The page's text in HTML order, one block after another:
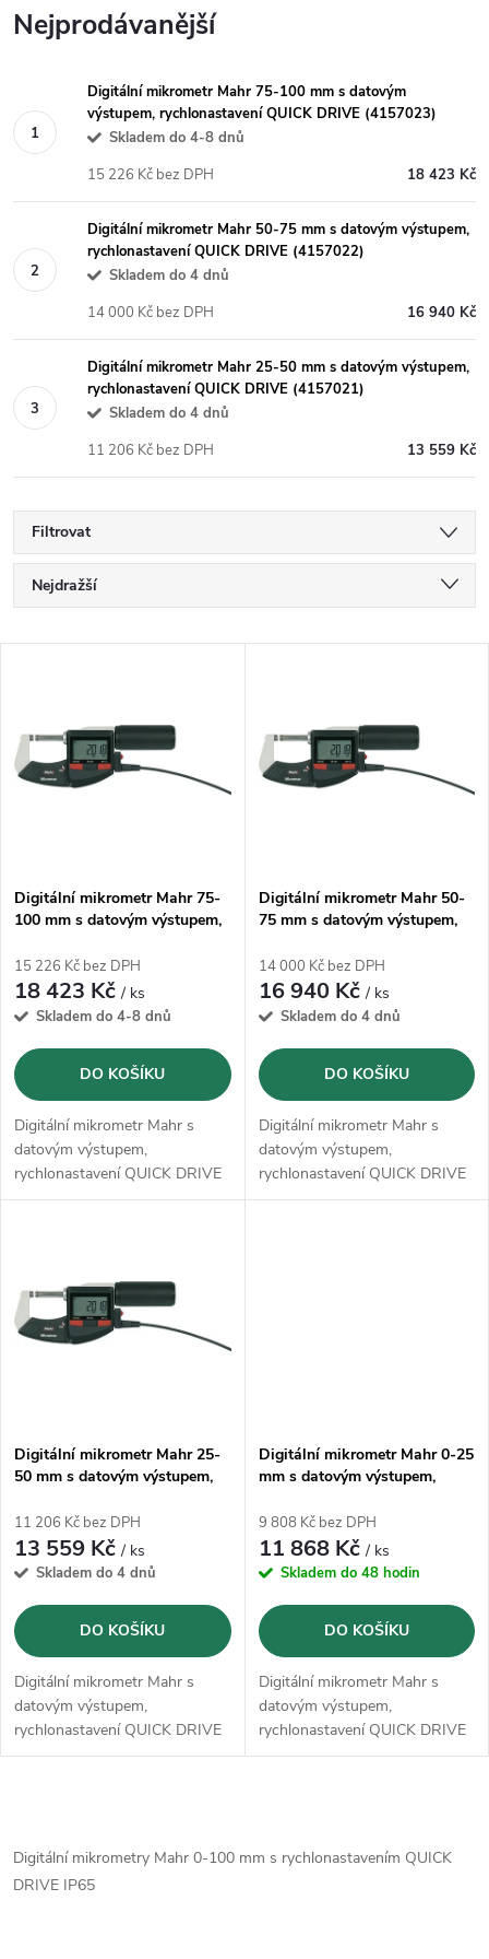
Nejprodávanější
Digitální mikrometr Mahr 75-100 mm s datovým
výstupem, rychlonastavení QUICK DRIVE (4157023)
Skladem do 4-8 dnů
18 423 Kč
15 226 Kč bez DPH
Digitální mikrometr Mahr 50-75 mm s datovým výstupem,
rychlonastavení QUICK DRIVE (4157022)
Skladem do 4 dnů
16 940 Kč
14 000 Kč bez DPH
Digitální mikrometr Mahr 25-50 mm s datovým výstupem,
rychlonastavení QUICK DRIVE (4157021)
Skladem do 4 dnů
13 559 Kč
11 206 Kč bez DPH
Filtrovat
Ř
a
e
p
r
o
d
u
k
ů
Nejdražší
ý
p
s
p
r
o
d
u
k
ů
Digitální mikrometr Mahr 75-
100 mm s datovým výstupem,
(4157023)
15 226 Kč bez DPH
18 423 Kč/ ks
Skladem do 4-8 dnů
DO KOŠÍKU
Digitální mikrometr Mahr s
datovým výstupem,
rychlonastavení QUICK DRIVE
a funkcí tolerance IP65
Digitální mikrometr Mahr 50-
75 mm s datovým výstupem,
(4157022)
14 000 Kč bez DPH
16 940 Kč/ ks
Skladem do 4 dnů
DO KOŠÍKU
Digitální mikrometr Mahr s
datovým výstupem,
rychlonastavení QUICK DRIVE
a funkcí tolerance IP65
Digitální mikrometr Mahr 25-
50 mm s datovým výstupem,
(4157021)
11 206 Kč bez DPH
13 559 Kč/ ks
Skladem do 4 dnů
DO KOŠÍKU
Digitální mikrometr Mahr s
datovým výstupem,
rychlonastavení QUICK DRIVE
a funkcí tolerance IP65
Digitální mikrometr Mahr 0-25
mm s datovým výstupem,
(4157020)
9 808 Kč bez DPH
11 868 Kč/ ks
Skladem do 48 hodin
DO KOŠÍKU
Digitální mikrometr Mahr s
datovým výstupem,
rychlonastavení QUICK DRIVE
a funkcí tolerance IP65
v
Digitální mikrometry Mahr 0-100 mm s rychlonastavením QUICK
DRIVE IP65